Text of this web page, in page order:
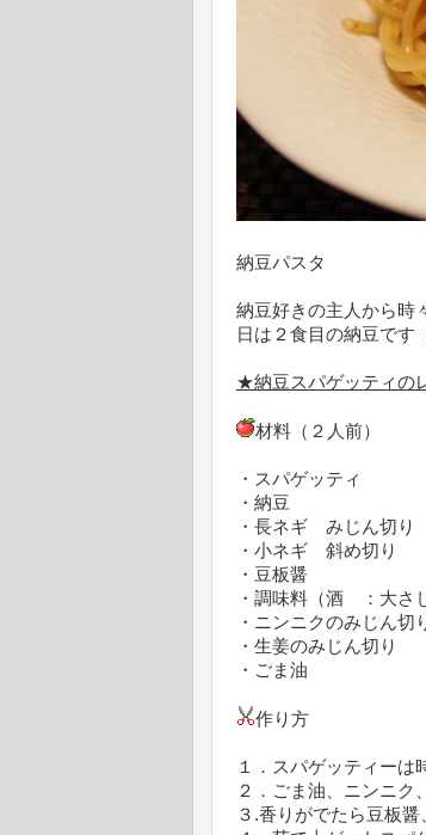
納豆パスタ
納豆好きの主人から時
日は２食目の納豆です
★納豆スパゲッティの
材料（２人前）
・スパゲッティ
・納豆 １パッ
・長ネギ みじん
・小ネギ 斜め
・豆板醤
・調味料（酒 ：大さ
・ニンニクのみじん
・生姜のみじん
・ごま
作り方
１．スパゲッティーは
２．ごま油、ニンニク
３.香りがでたら豆板